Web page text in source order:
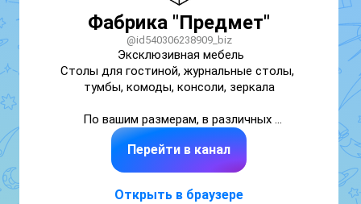
Фабрика "Предмет"
@id540306238909_biz
Эксклюзивная мебель
Столы для гостиной, журнальные столы,
тумбы, комоды, консоли, зеркала
По вашим размерам, в различных
материалах.
Срок изготовления 6-8 недель
Перейти в канал
Открыть в браузере